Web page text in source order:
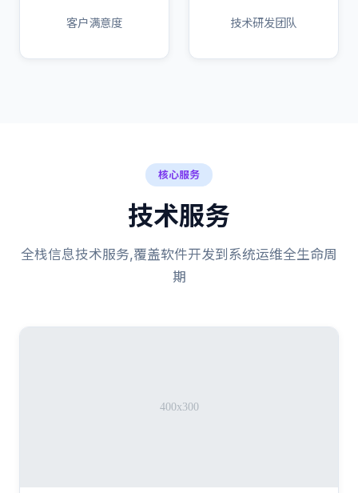
客户满意度 技术研发团队
核心服务
技术服务
全栈信息技术服务,覆盖软件开发到系统运维全生命周
期